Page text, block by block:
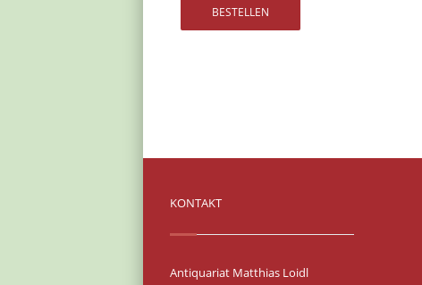
KONTAKT
Antiquariat Matthias Loidl